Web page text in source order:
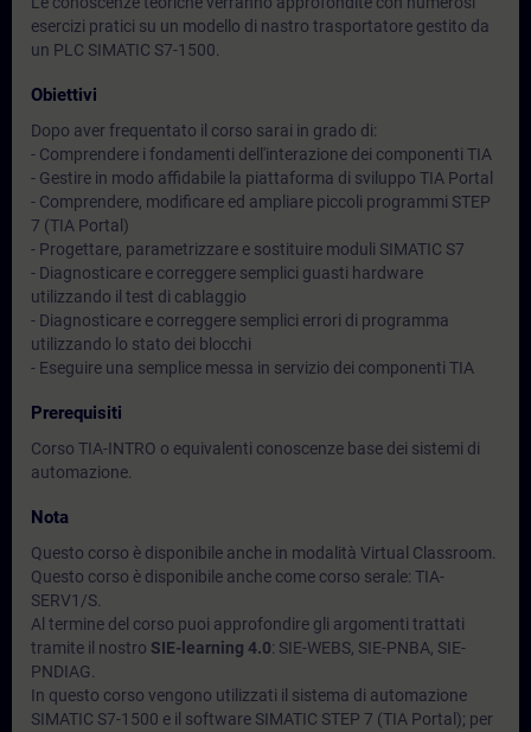
esercizi pratici su un modello di nastro trasportatore gestito da
un PLC SIMATIC S7-1500.
Obiettivi
Dopo aver frequentato il corso sarai in grado di:
- Comprendere i fondamenti dell'interazione dei componenti TIA
- Gestire in modo affidabile la piattaforma di sviluppo TIA Portal
- Comprendere, modificare ed ampliare piccoli programmi STEP
7 (TIA Portal)
- Progettare, parametrizzare e sostituire moduli SIMATIC S7
- Diagnosticare e correggere semplici guasti hardware
utilizzando il test di cablaggio
- Diagnosticare e correggere semplici errori di programma
utilizzando lo stato dei blocchi
- Eseguire una semplice messa in servizio dei componenti TIA
Prerequisiti
Corso TIA-INTRO o equivalenti conoscenze base dei sistemi di
automazione.
Nota
Questo corso è disponibile anche in modalità Virtual Classroom.
Questo corso è disponibile anche come corso serale: TIA-
SERV1/S.
Al termine del corso puoi approfondire gli argomenti trattati
tramite il nostro SIE-learning 4.0: SIE-WEBS, SIE-PNBA, SIE-
PNDIAG.
In questo corso vengono utilizzati il sistema di automazione
SIMATIC S7-1500 e il software SIMATIC STEP 7 (TIA Portal); per